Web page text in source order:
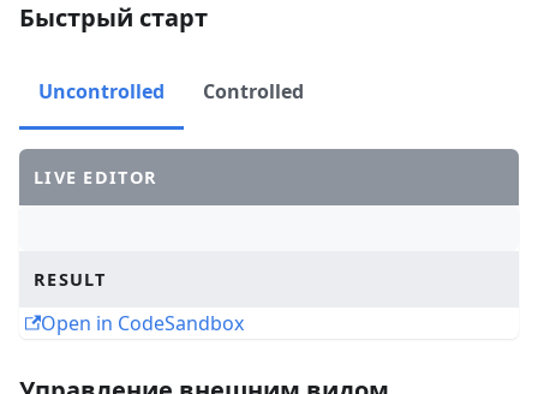
Быстрый старт
Uncontrolled Controlled
LIVE EDITOR
RESULT
Open in CodeSandbox